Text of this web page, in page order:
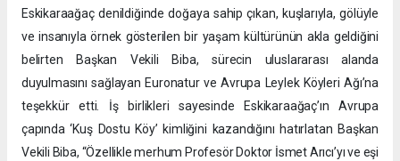
Eskikaraağaç denildiğinde doğaya sahip çıkan, kuşlarıyla, gölüyle
ve insanıyla örnek gösterilen bir yaşam kültürünün akla geldiğini
belirten Başkan Vekili Biba, sürecin uluslararası alanda
duyulmasını sağlayan Euronatur ve Avrupa Leylek Köyleri Ağı’na
teşekkür etti. İş birlikleri sayesinde Eskikaraağaç’ın Avrupa
çapında ‘Kuş Dostu Köy’ kimliğini kazandığını hatırlatan Başkan
Vekili Biba, “Özellikle merhum Profesör Doktor İsmet Arıcı’yı ve eşi